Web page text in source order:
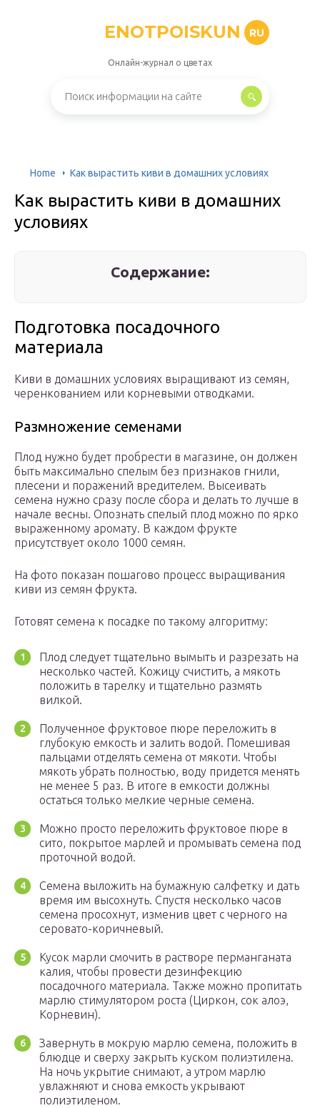
ENOTPOISKUN RU
Онлайн-журнал о цветах
Home Как вырастить киви в домашних условиях
Как вырастить киви в домашних
условиях
Содержание:
Подготовка посадочного
материала
Киви в домашних условиях выращивают из семян,
черенкованием или корневыми отводками.
Размножение семенами
Плод нужно будет пробрести в магазине, он должен
быть максимально спелым без признаков гнили,
плесени и поражений вредителем. Высеивать
семена нужно сразу после сбора и делать то лучше в
начале весны. Опознать спелый плод можно по ярко
выраженному аромату. В каждом фрукте
присутствует около 1000 семян.
На фото показан пошагово процесс выращивания
киви из семян фрукта.
Готовят семена к посадке по такому алгоритму:
Плод следует тщательно вымыть и разрезать на
несколько частей. Кожицу счистить, а мякоть
положить в тарелку и тщательно размять
вилкой.
Полученное фруктовое пюре переложить в
глубокую емкость и залить водой. Помешивая
пальцами отделять семена от мякоти. Чтобы
мякоть убрать полностью, воду придется менять
не менее 5 раз. В итоге в емкости должны
остаться только мелкие черные семена.
Можно просто переложить фруктовое пюре в
сито, покрытое марлей и промывать семена под
проточной водой.
Семена выложить на бумажную салфетку и дать
время им высохнуть. Спустя несколько часов
семена просохнут, изменив цвет с черного на
серовато-коричневый.
Кусок марли смочить в растворе перманганата
калия, чтобы провести дезинфекцию
посадочного материала. Также можно пропитать
марлю стимулятором роста (Циркон, сок алоэ,
Корневин).
Завернуть в мокрую марлю семена, положить в
блюдце и сверху закрыть куском полиэтилена.
На ночь укрытие снимают, а утром марлю
увлажняют и снова емкость укрывают
полиэтиленом.